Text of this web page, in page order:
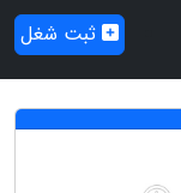
ثبت شغل